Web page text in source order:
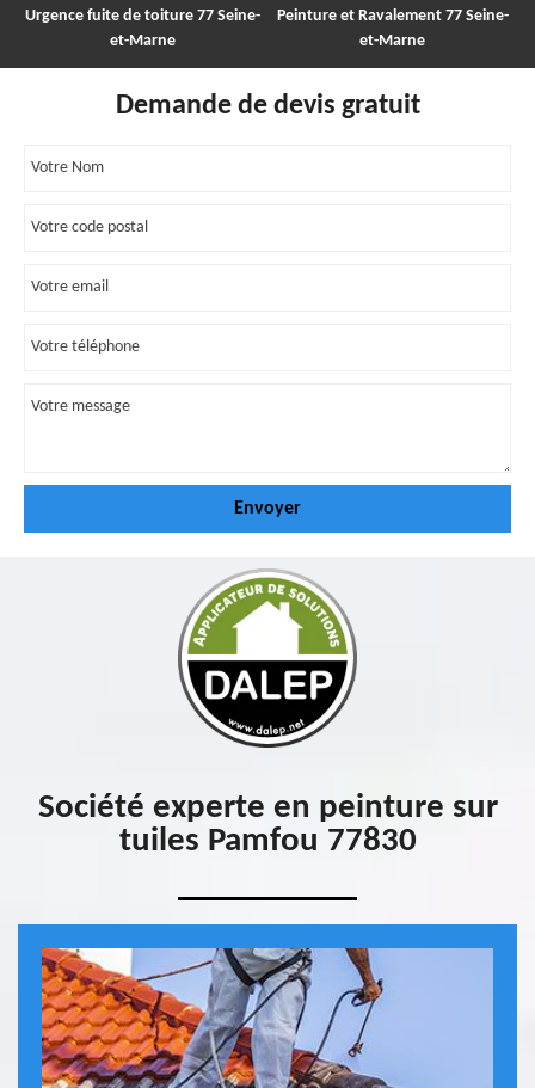
fuite de toiture 77 Seine-
Peinture et Ravalement 77 Seine-
Demande de devis gratuit
Société experte en peinture sur
tuiles Pamfou 77830